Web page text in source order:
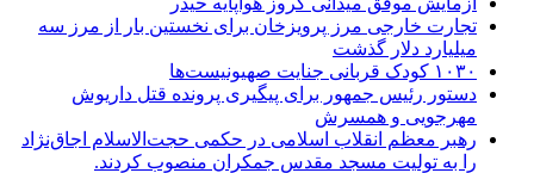
تجارت خارجی مرز پرویزخان برای نخستین بار از مرز سه
میلیارد دلار گذشت
۱۰۳۰ کودک قربانی جنایت صهیونیست‌ها
دستور رئیس جمهور برای پیگیری پرونده قتل داریوش
مهرجویی و همسرش
رهبر معظم انقلاب اسلامی در حکمی حجت‌الاسلام اجاق‌نژاد
را به تولیت مسجد مقدس جمکران منصوب کردند.